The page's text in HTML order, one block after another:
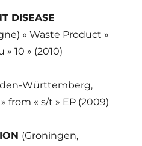
DISEASE
« Waste Product »
10 » (2010)
Württemberg,
from « s/t » EP (2009)
(Groningen,